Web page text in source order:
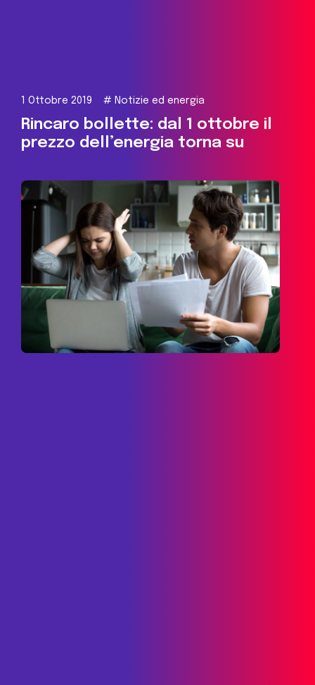
1 Ottobre 2019 # Notizie ed energia
Rincaro bollette: dal 1 ottobre il
prezzo dell’energia torna su